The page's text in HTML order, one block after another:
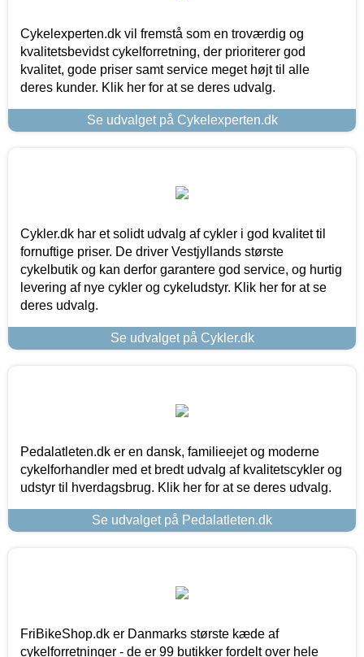
Cykelexperten.dk vil fremstå som en troværdig og
kvalitetsbevidst cykelforretning, der prioriterer god
kvalitet, gode priser samt service meget højt til alle
deres kunder. Klik her for at se deres udvalg.
Se udvalget på Cykelexperten.dk
Cykler.dk har et solidt udvalg af cykler i god kvalitet til
fornuftige priser. De driver Vestjyllands største
cykelbutik og kan derfor garantere god service, og hurtig
levering af nye cykler og cykeludstyr. Klik her for at se
deres udvalg.
Se udvalget på Cykler.dk
Pedalatleten.dk er en dansk, familieejet og moderne
cykelforhandler med et bredt udvalg af kvalitetscykler og
udstyr til hverdagsbrug. Klik her for at se deres udvalg.
Se udvalget på Pedalatleten.dk
FriBikeShop.dk er Danmarks største kæde af
cykelforretninger - de er 99 butikker fordelt over hele